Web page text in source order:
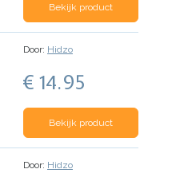
Bekijk product
Door: Hidzo
€ 14.95
Bekijk product
Door: Hidzo